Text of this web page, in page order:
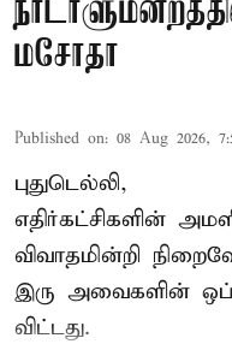
மசோதா
Published on: 08 Aug 2026,
புதுடெல்லி,
எதிர்கட்சிகளின்
விவாதமின்றி
இரு அவைகளின்
விட்டது.